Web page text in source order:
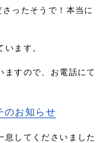
ったそうで！本当に
ます。
ますので、お電話にて
お知らせ
息してくださいました